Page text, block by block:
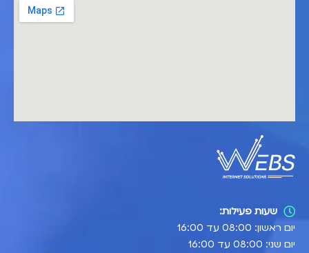
שעות פעילות:
יום ראשון: 08:00 עד 16:00
יום שני: 08:00 עד 16:00